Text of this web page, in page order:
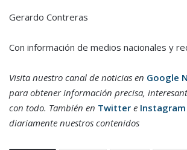
Gerardo Contreras
Con información de medios nacionales y
Visita nuestro canal de noticias en Google
para obtener información precisa,
con todo. También en Twitter e Instagram
diariamente nuestros contenidos